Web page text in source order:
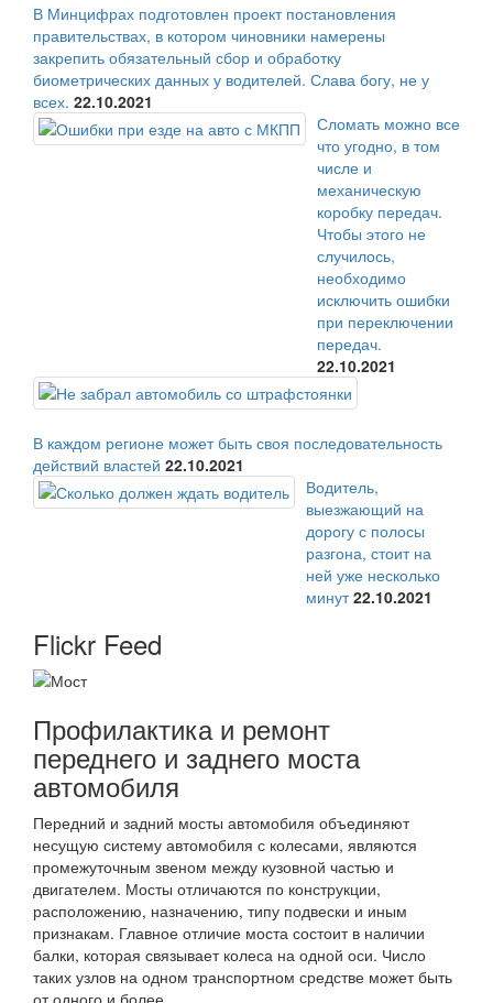
В Минцифрах подготовлен проект постановления
правительствах, в котором чиновники намерены
закрепить обязательный сбор и обработку
биометрических данных у водителей. Слава богу, не у
всех. 22.10.2021
Сломать можно все
что угодно, в том
числе и
механическую
коробку передач.
Чтобы этого не
случилось,
необходимо
исключить ошибки
при переключении
передач.
22.10.2021
В каждом регионе может быть своя последовательность
действий властей 22.10.2021
Водитель,
выезжающий на
дорогу с полосы
разгона, стоит на
ней уже несколько
минут22.10.2021
Flickr Feed
Профилактика и ремонт
переднего и заднего моста
автомобиля
Передний и задний мосты автомобиля объединяют
несущую систему автомобиля с колесами, являются
промежуточным звеном между кузовной частью и
двигателем. Мосты отличаются по конструкции,
расположению, назначению, типу подвески и иным
признакам. Главное отличие моста состоит в наличии
балки, которая связывает колеса на одной оси. Число
таких узлов на одном транспортном средстве может быть
от одного и более.